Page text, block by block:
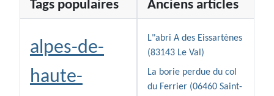
Tags populaires
alpes-de-
haute-
Anciens articles
L"abri A des Eissartènes
(83143 Le Val)
La borie perdue du col
du Ferrier (06460 Saint-